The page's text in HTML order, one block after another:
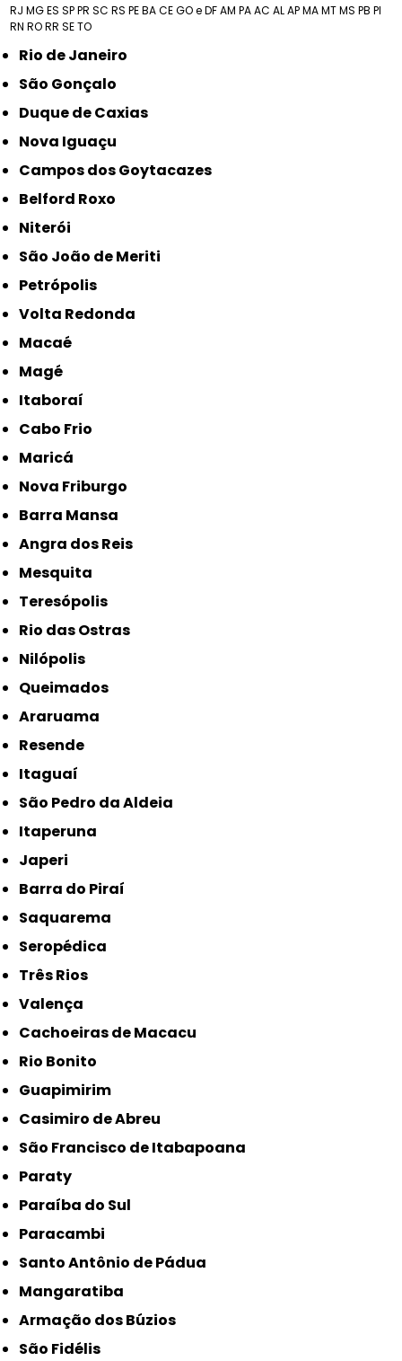
RJ MGES SPPR SC RS PEBACEGO e DFAM PAAC ALAPMAMTMS PB PI
RN RORR SETO
Rio de Janeiro
São Gonçalo
Duque de Caxias
Nova Iguaçu
Campos dos Goytacazes
Belford Roxo
Niterói
São João de Meriti
Petrópolis
Volta Redonda
Macaé
Magé
Itaboraí
Cabo Frio
Maricá
Nova Friburgo
Barra Mansa
Angra dos Reis
Mesquita
Teresópolis
Rio das Ostras
Nilópolis
Queimados
Araruama
Resende
Itaguaí
São Pedro da Aldeia
Itaperuna
Japeri
Barra do Piraí
Saquarema
Seropédica
Três Rios
Valença
Cachoeiras de Macacu
Rio Bonito
Guapimirim
Casimiro de Abreu
São Francisco de Itabapoana
Paraty
Paraíba do Sul
Paracambi
Santo Antônio de Pádua
Mangaratiba
Armação dos Búzios
São Fidélis